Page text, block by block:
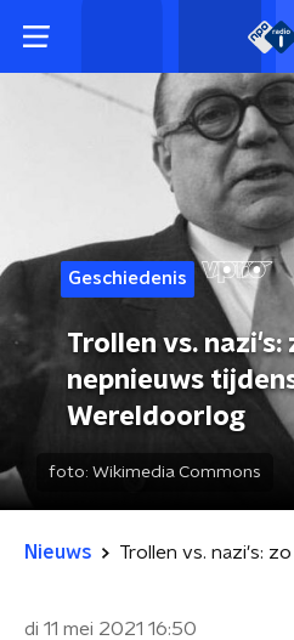
Geschiedenis
Trollen vs. nazi's:
nepnieuws
Wereldoorlog
foto: Wikimedia Commons
Nieuws
di 11 mei 2021 16:50